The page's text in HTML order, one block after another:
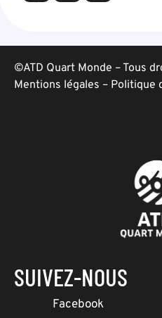
©ATD Quart Monde – Tous
Mentions légales – Politique
SUIVEZ-NOUS
Facebook